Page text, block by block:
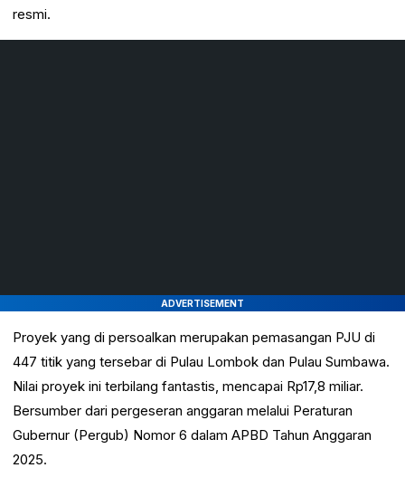
resmi.
ADVERTISEMENT
Proyek yang di persoalkan merupakan pemasangan PJU di
447 titik yang tersebar di Pulau Lombok dan Pulau Sumbawa.
Nilai proyek ini terbilang fantastis, mencapai Rp17,8 miliar.
Bersumber dari pergeseran anggaran melalui Peraturan
Gubernur (Pergub) Nomor 6 dalam APBD Tahun Anggaran
2025.